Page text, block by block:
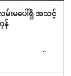
လမ်းမပေါ်ရှိ အသင့်
န်
1740 စတုရန်းပေ